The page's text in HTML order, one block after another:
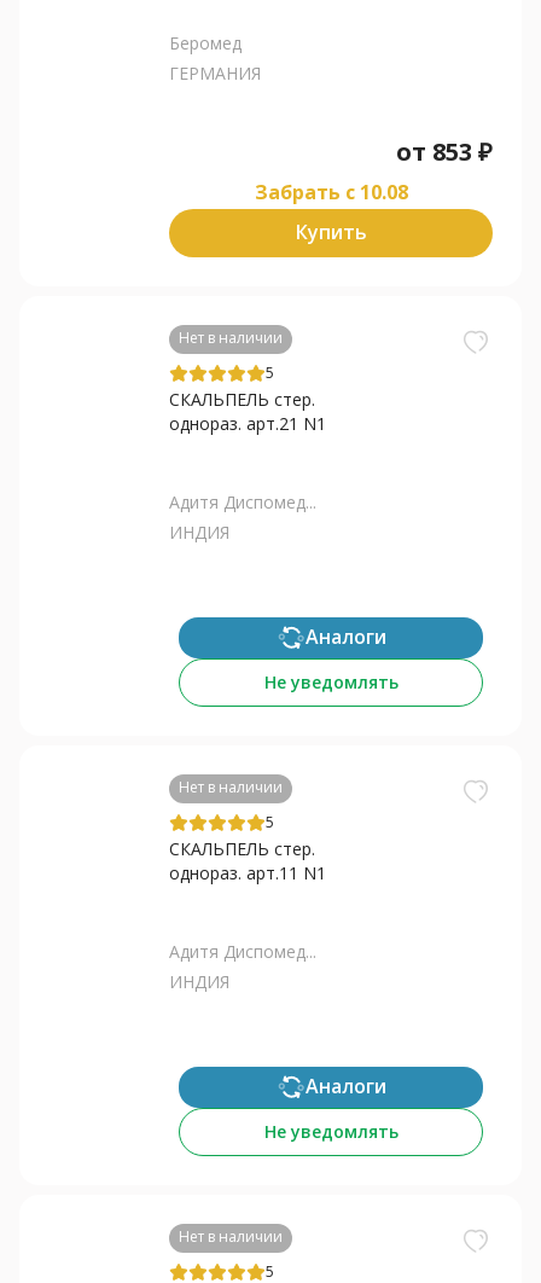
Беромед
ГЕРМАНИЯ
от 853 ₽
Забрать c 10.08
Купить
Нет в наличии
5
СКАЛЬПЕЛЬ стер.
однораз. арт.21 N1
Адитя Диспомед...
ИНДИЯ
Аналоги
Не уведомлять
Нет в наличии
5
СКАЛЬПЕЛЬ стер.
однораз. арт.11 N1
Адитя Диспомед...
ИНДИЯ
Аналоги
Не уведомлять
Нет в наличии
5